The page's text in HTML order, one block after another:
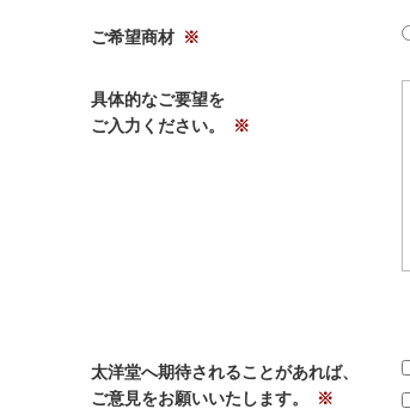
ご希望商材
具体的なご要望を
ご入力ください。
太洋堂へ期待されることがあれば、
ご意見をお願いいたします。